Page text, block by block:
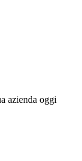
azienda oggi